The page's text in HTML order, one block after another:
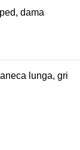
dama
lunga, gri